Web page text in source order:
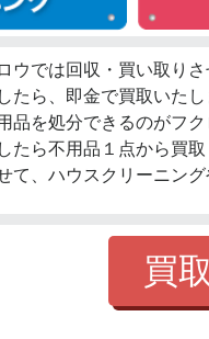
では回収・買い取りさ
たら、即金で買取いたし
を処分できるのがフク
たら不用品１点から買
て、ハウスクリーニン
買